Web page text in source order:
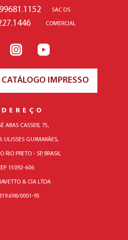
SAC DS
COMERCIAL
IMPRESSO
ABAS CASSEB, 75,
ULISSES GUIMARÃES,
RIO PRETO - SP, BRASIL
15092-606
& CIA LTDA
0001-95